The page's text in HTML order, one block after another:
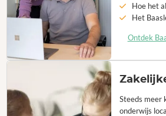
Hoe het
Het
Ontdek
Steeds meer
onderwijs